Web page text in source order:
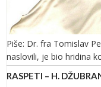
Piše: Dr. fra Tomislav
naslovili, je bio hridina
RASPETI – H.